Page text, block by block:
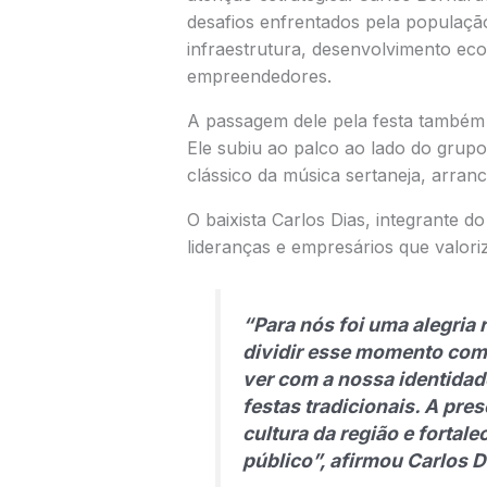
desafios enfrentados pela
infraestrutura, desenvolvimento
empreendedores.
A passagem dele pela festa
Ele subiu ao palco ao lado do
clássico da música sertaneja,
O baixista Carlos Dias, integrante
lideranças e empresários que
“Para nós foi uma alegria
dividir esse momento
ver com a nossa
festas tradicionais. A
cultura da região e
público”, afirmou Carlos